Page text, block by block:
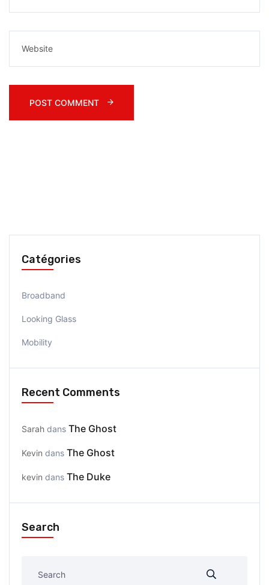
Catégories
Broadband
Looking Glass
Mobility
Recent Comments
Sarah dans The Ghost
Kevin dans The Ghost
kevin dans The Duke
Search